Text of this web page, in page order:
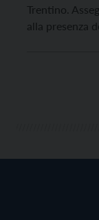
Trentino.
alla presenza